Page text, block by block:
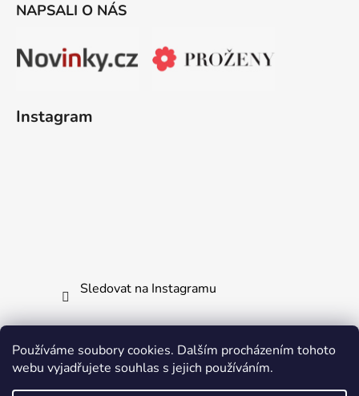
Používáme soubory cookies. Dalším procházením tohoto
webu vyjadřujete souhlas s jejich používáním.
NAPSALI O NÁS
Instagram
Sledovat na Instagramu
Jak vrátit či reklamovat zboží Všechny naše produkty
Ochrana osobních údajů